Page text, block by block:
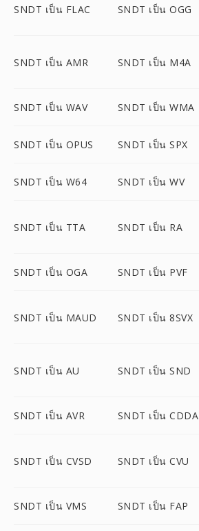
SNDT เป็น FLAC SNDT เป็น OGG
SNDT เป็น AMR SNDT เป็น M4A
SNDT เป็น WAV SNDT เป็น WMA
SNDT เป็น OPUS SNDT เป็น SPX
SNDT เป็น W64 SNDT เป็น WV
SNDT เป็น TTA SNDT เป็น RA
SNDT เป็น OGA SNDT เป็น PVF
SNDT เป็น MAUD SNDT เป็น 8SVX
SNDT เป็น AU SNDT เป็น SND
SNDT เป็น AVR SNDT เป็น CDDA
SNDT เป็น CVSD SNDT เป็น CVU
SNDT เป็น VMS SNDT เป็น FAP